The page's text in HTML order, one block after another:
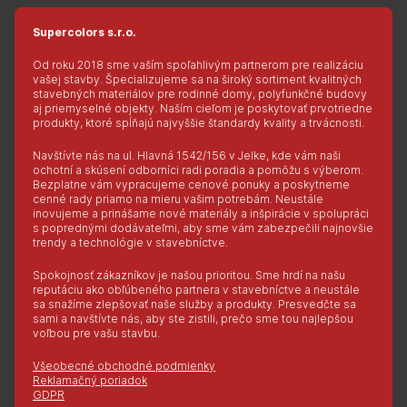
Supercolors s.r.o.
Od roku 2018 sme vaším spoľahlivým partnerom pre realizáciu
vašej stavby. Špecializujeme sa na široký sortiment kvalitných
stavebných materiálov pre rodinné domy, polyfunkčné budovy
aj priemyselné objekty. Naším cieľom je poskytovať prvotriedne
produkty, ktoré spĺňajú najvyššie štandardy kvality a trvácnosti.
Navštívte nás na ul. Hlavná 1542/156 v Jelke, kde vám naši
ochotní a skúsení odborníci radi poradia a pomôžu s výberom.
Bezplatne vám vypracujeme cenové ponuky a poskytneme
cenné rady priamo na mieru vašim potrebám. Neustále
inovujeme a prinášame nové materiály a inšpirácie v spolupráci
s poprednými dodávateľmi, aby sme vám zabezpečili najnovšie
trendy a technológie v stavebníctve.
Spokojnosť zákazníkov je našou prioritou. Sme hrdí na našu
reputáciu ako obľúbeného partnera v stavebníctve a neustále
sa snažíme zlepšovať naše služby a produkty. Presvedčte sa
sami a navštívte nás, aby ste zistili, prečo sme tou najlepšou
voľbou pre vašu stavbu.
Všeobecné obchodné podmienky
Reklamačný poriadok
GDPR